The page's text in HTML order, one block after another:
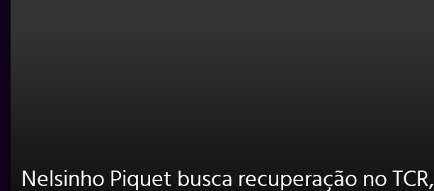
Nelsinho Piquet busca recuperação no TCR,